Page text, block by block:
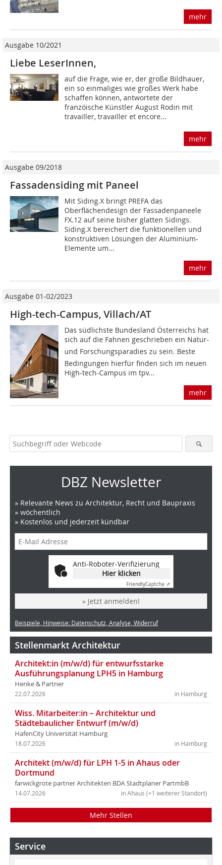
mehr
Ausgabe 10/2021
Liebe LeserInnen,
auf die Frage, wie er, der große Bildhauer,
ein so einmaliges wie großes Werk habe
schaffen können, antwortete der
franzöische Künstler August Rodin mit
travailler, travailler et encore...
mehr
Ausgabe 09/2018
Fassadensiding mit Paneel
Mit Siding.X bringt PREFA das
Oberflächendesign der Fassadenpaneele
FX.12 auf seine bisher glatten Sidings.
Siding.X bereichert die funktionellen und
konstruktiven Lösungen der Aluminium-
Elemente um...
mehr
Ausgabe 01-02/2023
High-tech-Campus, Villach/AT
Das südlichste Bundesland Österreichs hat
sich auf die Fahnen geschrieben ein Natur-
und Forschungsparadies zu sein. Beste
Bedingungen hierfür finden sich im neuen
High-tech-Campus im tpv...
mehr
DBZ Newsletter
» Relevante News zu Architektur, Recht und Baupraxis
» wöchentlich
» Kostenlos und jederzeit kündbar
Anti-Roboter-Verifizierung
Hier klicken
FriendlyCaptcha ⇗
» Jetzt anmelden!
Beispiele, Hinweise: Datenschutz, Analyse, Widerruf
Stellenmarkt Architektur
Architekt:in (m/w/d) für entwurfsstarke
Ausführungsplanung LPH5 in Hamburg
Henke & Partner
in Hamburg
22.07.2026
Wiss. Mitarbeiter:in – Architektur und
Städtebaulicher Entwurf (m/w/d)
HafenCity Universität Hamburg
in Hamburg
18.07.2026
Architekt (m/w/d) für LPH 1-5 in Ahaus oder
Dortmund
farwickgrote partner Architekten BDA Stadtplaner PartmbB
in Ahaus (+1 weiterer Standort)
14.07.2026
Mehr Stellen
Service